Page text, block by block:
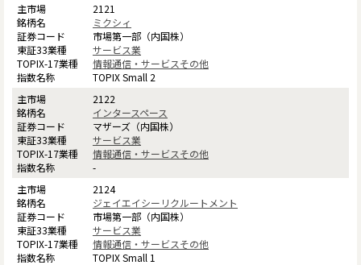
2121
ミクシィ
市場第一部（内国株）
サービス業
情報通信・サービスその他
TOPIX Small 2
2122
インタースペース
マザーズ（内国株）
サービス業
情報通信・サービスその他
-
2124
ジェイエイシーリクルートメント
市場第一部（内国株）
サービス業
情報通信・サービスその他
TOPIX Small 1